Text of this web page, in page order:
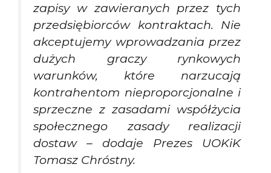
zapisy w zawieranych przez tych
przedsiębiorców kontraktach. Nie
akceptujemy wprowadzania przez
dużych graczy rynkowych
warunków, które narzucają
kontrahentom nieproporcjonalne i
sprzeczne z zasadami współżycia
społecznego zasady realizacji
dostaw – dodaje Prezes UOKiK
Tomasz Chróstny.